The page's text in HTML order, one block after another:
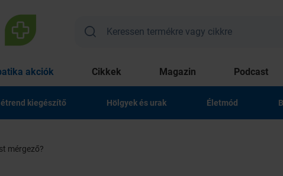
akciók Cikkek Magazin Podcast
kiegészítő Hölgyek és urak Életmód
mérgező?